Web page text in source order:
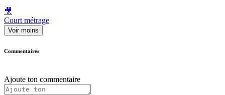
🎥
Court métrage
Voir moins
Commentaires
Ajoute ton commentaire